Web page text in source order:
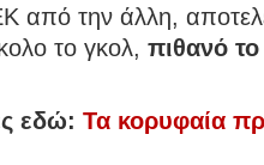
από την άλλη,
το γκολ, πιθανό
εδώ: Τα κορυφαία